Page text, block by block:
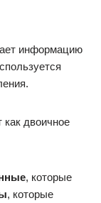
информацию
как двоичное
, которые
, которые